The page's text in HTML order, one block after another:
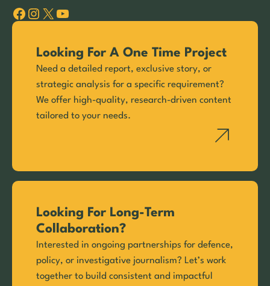
Facebook Instagram X YouTube
Looking For A One Time Project
Need a detailed report, exclusive story, or
strategic analysis for a specific requirement?
We offer high-quality, research-driven content
tailored to your needs.
Looking For Long-Term
Collaboration?
Interested in ongoing partnerships for defence,
policy, or investigative journalism? Let’s work
together to build consistent and impactful